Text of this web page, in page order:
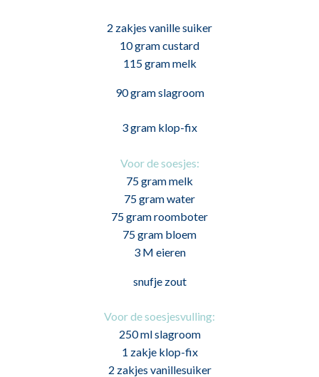
2 zakjes vanille suiker
10 gram custard
115 gram melk
90 gram slagroom
3 gram klop-fix
Voor de soesjes:
75 gram melk
75 gram water
75 gram roomboter
75 gram bloem
3 M eieren
snufje zout
Voor de soesjesvulling:
250 ml slagroom
1 zakje klop-fix
2 zakjes vanillesuiker